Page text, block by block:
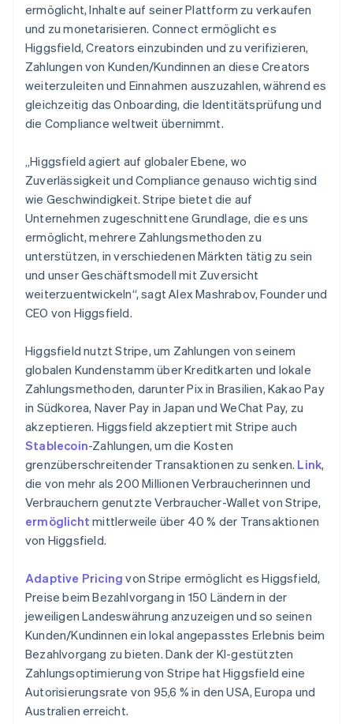
ermöglicht, Inhalte auf seiner Plattform zu verkaufen
und zu monetarisieren. Connect ermöglicht es
Higgsfield, Creators einzubinden und zu verifizieren,
Zahlungen von Kunden/Kundinnen an diese Creators
weiterzuleiten und Einnahmen auszuzahlen, während es
gleichzeitig das Onboarding, die Identitätsprüfung und
die Compliance weltweit übernimmt.
„Higgsfield agiert auf globaler Ebene, wo
Zuverlässigkeit und Compliance genauso wichtig sind
wie Geschwindigkeit. Stripe bietet die auf
Unternehmen zugeschnittene Grundlage, die es uns
ermöglicht, mehrere Zahlungsmethoden zu
unterstützen, in verschiedenen Märkten tätig zu sein
und unser Geschäftsmodell mit Zuversicht
weiterzuentwickeln“, sagt Alex Mashrabov, Founder und
CEO von Higgsfield.
Higgsfield nutzt Stripe, um Zahlungen von seinem
globalen Kundenstamm über Kreditkarten und lokale
Zahlungsmethoden, darunter Pix in Brasilien, Kakao Pay
in Südkorea, Naver Pay in Japan und WeChat Pay, zu
akzeptieren. Higgsfield akzeptiert mit Stripe auch
Stablecoin-Zahlungen, um die Kosten
grenzüberschreitender Transaktionen zu senken. Link,
die von mehr als 200 Millionen Verbraucherinnen und
Verbrauchern genutzte Verbraucher-Wallet von Stripe,
ermöglicht mittlerweile über 40 % der Transaktionen
von Higgsfield.
Adaptive Pricing von Stripe ermöglicht es Higgsfield,
Preise beim Bezahlvorgang in 150 Ländern in der
jeweiligen Landeswährung anzuzeigen und so seinen
Kunden/Kundinnen ein lokal angepasstes Erlebnis beim
Bezahlvorgang zu bieten. Dank der KI-gestützten
Zahlungsoptimierung von Stripe hat Higgsfield eine
Autorisierungsrate von 95,6 % in den USA, Europa und
Australien erreicht.
Estland
English
Festlandchina
简体中文 English
Finnland
EnglishSvenska
Frankreich
FrançaisEnglish
Gibraltar
Griechenland
English
Indien
English
Irland
English
Italiano English
Japan
日本語English
English Français
Kroatien
EnglishItaliano
Lettland
English
Liechtenstein
DeutschEnglish
Litauen
English
Luxemburg
FrançaisDeutschEnglish
Malaysia
English 简体中文
Malta
Mexiko
Español English
Neuseeland
English
Niederlande
NederlandsEnglish
Norwegen
English
Österreich